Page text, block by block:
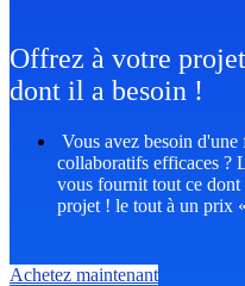
Offrez à votre
dont il a besoin !
Vous avez besoin
collaboratifs efficaces ?
vous fournit tout ce dont
projet ! le tout à un prix
Achetez maintenant